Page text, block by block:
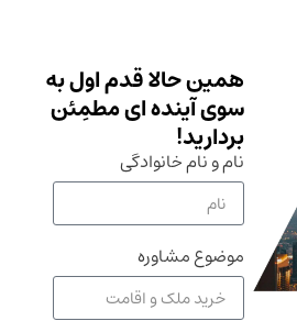
حالا قدم اول به
آینده ای مطمِئن
خانوادگی
مشاوره